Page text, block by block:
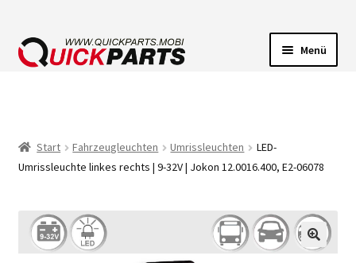
Menü
HUPEN
Start Fahrzeugleuchten Umrissleuchten
LED-
Umrissleuchte linkes rechts | 9-32V | Jokon 12.0016.400, E2-06078